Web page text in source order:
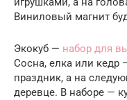
Виниловый магнит
Экокуб — набор для
Сосна, елка или кедр
праздник, а на
деревце. В наборе —